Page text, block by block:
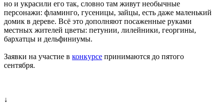
но и украсили его так, словно там живут необычные
персонажи: фламинго, гусеницы, зайцы, есть даже маленький
домик в дереве. Всё это дополняют посаженные руками
местных жителей цветы: петунии, лилейники, георгины,
бархатцы и дельфиниумы.
Заявки на участие в конкурсе принимаются до пятого
сентября.
↓